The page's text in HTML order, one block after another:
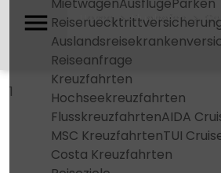
Reiseanfrage
Kreuzfahrten
Hochseekreuzfahrten
FlusskreuzfahrtenAIDA
MSC KreuzfahrtenTUI
Costa Kreuzfahrten
Home Flughafen
1